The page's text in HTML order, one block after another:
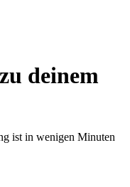
deinem
ist in wenigen Minuten